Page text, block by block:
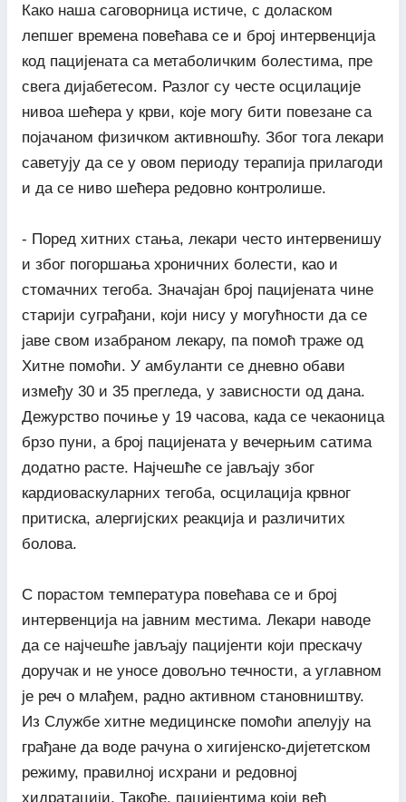
Како наша саговорница истиче, с доласком
лепшег времена повећава се и број интервенција
код пацијената са метаболичким болестима, пре
свега дијабетесом. Разлог су честе осцилације
нивоа шећера у крви, које могу бити повезане са
појачаном физичком активношћу. Због тога лекари
саветују да се у овом периоду терапија прилагоди
и да се ниво шећера редовно контролише.
- Поред хитних стања, лекари често интервенишу
и због погоршања хроничних болести, као и
стомачних тегоба. Значајан број пацијената чине
старији суграђани, који нису у могућности да се
јаве свом изабраном лекару, па помоћ траже од
Хитне помоћи. У амбуланти се дневно обави
између 30 и 35 прегледа, у зависности од дана.
Дежурство почиње у 19 часова, када се чекаоница
брзо пуни, а број пацијената у вечерњим сатима
додатно расте. Најчешће се јављају због
кардиоваскуларних тегоба, осцилација крвног
притиска, алергијских реакција и различитих
болова.
С порастом температура повећава се и број
интервенција на јавним местима. Лекари наводе
да се најчешће јављају пацијенти који прескачу
доручак и не уносе довољно течности, а углавном
је реч о млађем, радно активном становништву.
Из Службе хитне медицинске помоћи апелују на
грађане да воде рачуна о хигијенско-дијететском
режиму, правилној исхрани и редовној
хидратацији. Такође, пацијентима који већ